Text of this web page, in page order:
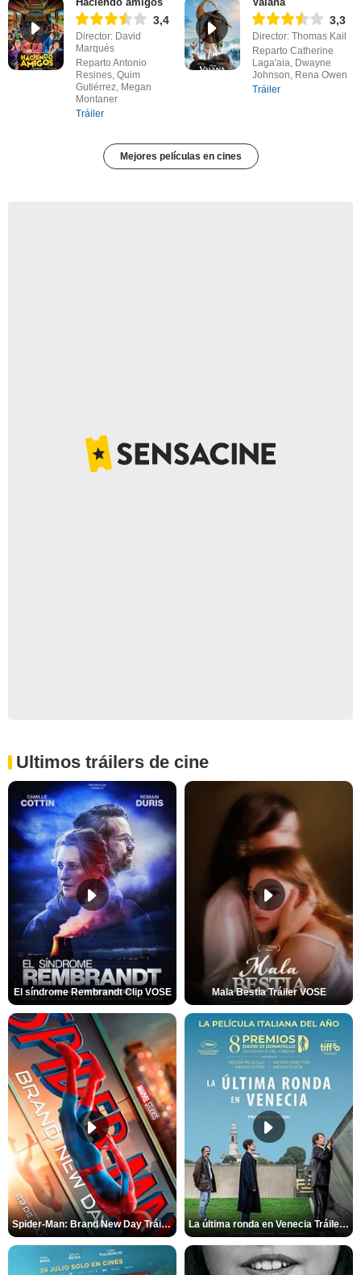
3,4
Director: David
Marqués
Reparto Antonio
Resines, Quim
Gutiérrez, Megan
Montaner
Tráiler
3,3
Director: Thomas Kail
Reparto Catherine
Laga'aia, Dwayne
Johnson, Rena Owen
Tráiler
Mejores películas en cines
Ultimos tráilers de cine
El síndrome Rembrandt Clip VOSE Mala Bèstia Tráiler VOSE
Spider-Man: Brand New Day Tráiler (3) La última ronda en Venecia Tráiler VOSE